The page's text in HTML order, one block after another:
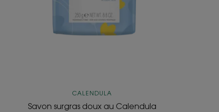
CALENDULA
Savon surgras doux au Calendula